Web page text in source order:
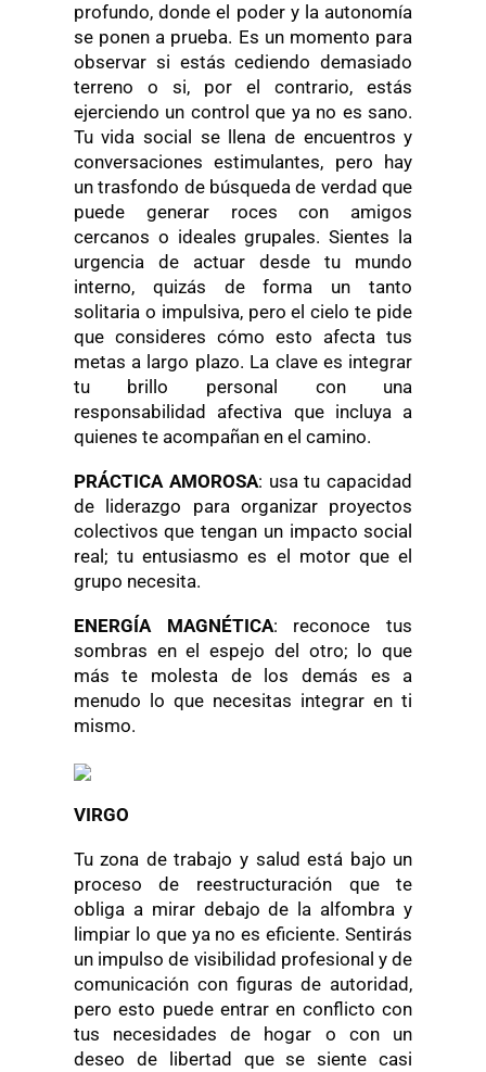
profundo, donde el poder y la autonomía
se ponen a prueba. Es un momento para
observar si estás cediendo demasiado
terreno o si, por el contrario, estás
ejerciendo un control que ya no es sano.
Tu vida social se llena de encuentros y
conversaciones estimulantes, pero hay
un trasfondo de búsqueda de verdad que
puede generar roces con amigos
cercanos o ideales grupales. Sientes la
urgencia de actuar desde tu mundo
interno, quizás de forma un tanto
solitaria o impulsiva, pero el cielo te pide
que consideres cómo esto afecta tus
metas a largo plazo. La clave es integrar
tu brillo personal con una
responsabilidad afectiva que incluya a
quienes te acompañan en el camino.
PRÁCTICA AMOROSA: usa tu capacidad
de liderazgo para organizar proyectos
colectivos que tengan un impacto social
real; tu entusiasmo es el motor que el
grupo necesita.
ENERGÍA MAGNÉTICA: reconoce tus
sombras en el espejo del otro; lo que
más te molesta de los demás es a
menudo lo que necesitas integrar en ti
mismo.
VIRGO
Tu zona de trabajo y salud está bajo un
proceso de reestructuración que te
obliga a mirar debajo de la alfombra y
limpiar lo que ya no es eficiente. Sentirás
un impulso de visibilidad profesional y de
comunicación con figuras de autoridad,
pero esto puede entrar en conflicto con
tus necesidades de hogar o con un
deseo de libertad que se siente casi